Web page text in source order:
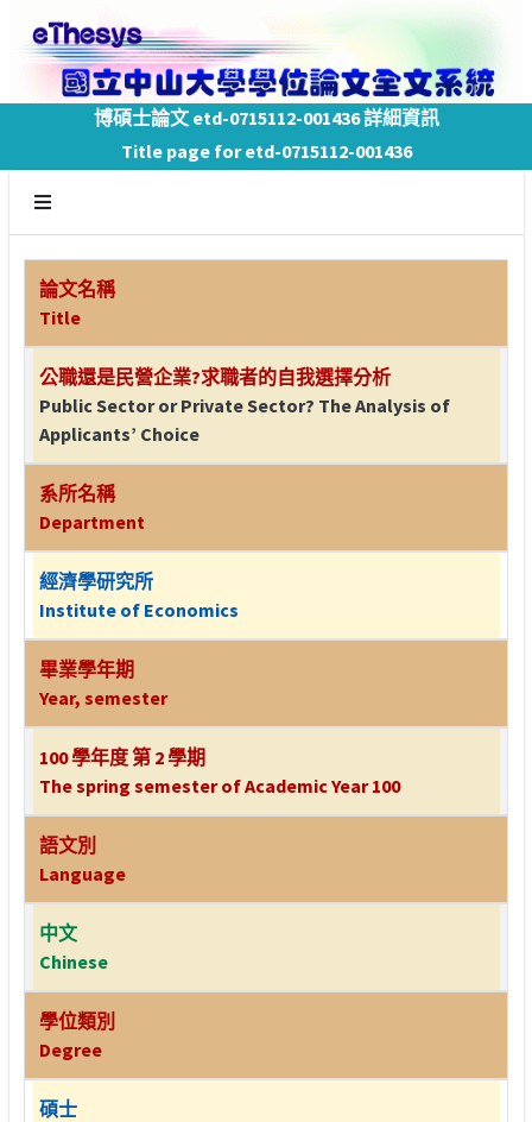
博碩士論文 etd-0715112-001436 詳細資訊
Title page for etd-0715112-001436
論文名稱
Title
公職還是民營企業?求職者的自我選擇分析
Public Sector or Private Sector? The Analysis of
Applicants’ Choice
系所名稱
Department
經濟學研究所
Institute of Economics
畢業學年期
Year, semester
100 學年度 第 2 學期
The spring semester of Academic Year 100
語文別
Language
中文
Chinese
學位類別
Degree
碩士